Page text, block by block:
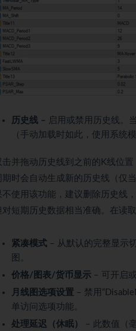
历史线 –
启用或禁用历史线。
（手动加载时如此，使用系统
击并拖动历史线到之前的K线位
期时会自动生成新的历史线（仅
不使用该功能，建议删除历史线
对短期历史数据相当准确。在读
紧凑模式 – 从默认的完整显示
图。
价格/图表/货币显示 – 可开启
月线图选项设置 – 禁用
单访问选项功能。
处理延迟（休眠）
– 此数值（